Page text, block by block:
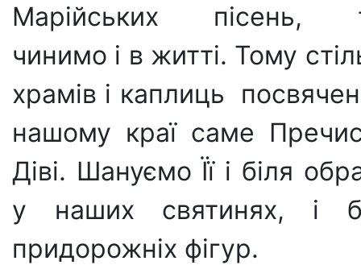
Ма­рійських пісень,
чинимо і в житті. Тому
храмів і каплиць
нашому краї саме
Діві. Шануємо Її і біля
у наших святинях, і
придорожніх фігур.